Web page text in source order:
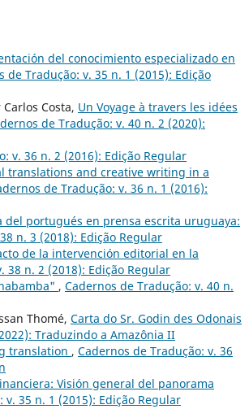
del conocimiento especializado en
de Tradução: v. 35 n. 1 (2015): Edição
Costa, Un Voyage à travers les idées
de Tradução: v. 40 n. 2 (2020):
v. 36 n. 2 (2016): Edição Regular
translations and creative writing in a
de Tradução: v. 36 n. 1 (2016):
del portugués en prensa escrita uruguaya:
n. 3 (2018): Edição Regular
de la intervención editorial en la
38 n. 2 (2018): Edição Regular
, Cadernos de Tradução: v. 40 n.
Thomé, Carta do Sr. Godin des Odonais
Traduzindo a Amazônia II
translation , Cadernos de Tradução: v. 36
Visión general del panorama
v. 35 n. 1 (2015): Edição Regular